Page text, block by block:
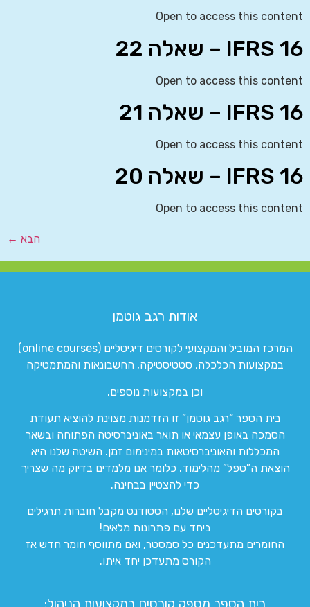
Open to access this content
IFRS 16 – שאלה 22
Open to access this content
IFRS 16 – שאלה 21
Open to access this content
IFRS 16 – שאלה 20
Open to access this content
הבא ←
אודות רגב גוטמן
המרכז המוביל והמקצועי לקורסים דיגיטליים (online courses)
במקצועות הכלכלה, סטטיסטיקה, החשבונאות והמתמטיקה
וכן במקצועות נוספים.
בית הספר “רגב גוטמן” זו הזדמנות מצוינת להוציא תעודת
הסמכה באופן עצמאי או תואר באוניברסיטה הפתוחה ובשאר
המכללות והאוניברסיטאות במינימום זמן. השיטה שלנו היא
הוצאת ה”טפל” מהלימוד. כלומר אנו מלמדים בדיוק מה שצריך
כדי להצטיין בבחינה.
בקורסים הדיגיטליים שלנו, הסטודנט מקבל חוברות תרגילים
ביחד עם פתרונות מלאים!
החומרים מתעדכנים כל סמסטר, ואם מתווסף חומר חדש אז
הקורס מתעדכן יחד איתו.
בית הספר מספק קורסים במקצועות הניהול: